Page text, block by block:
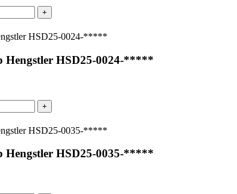
+
Hengstler HSD25-0024-*****
+
Hengstler HSD25-0035-*****